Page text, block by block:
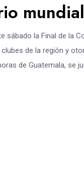
mundial
sábado la Final de la
de la región y
de Guatemala, se